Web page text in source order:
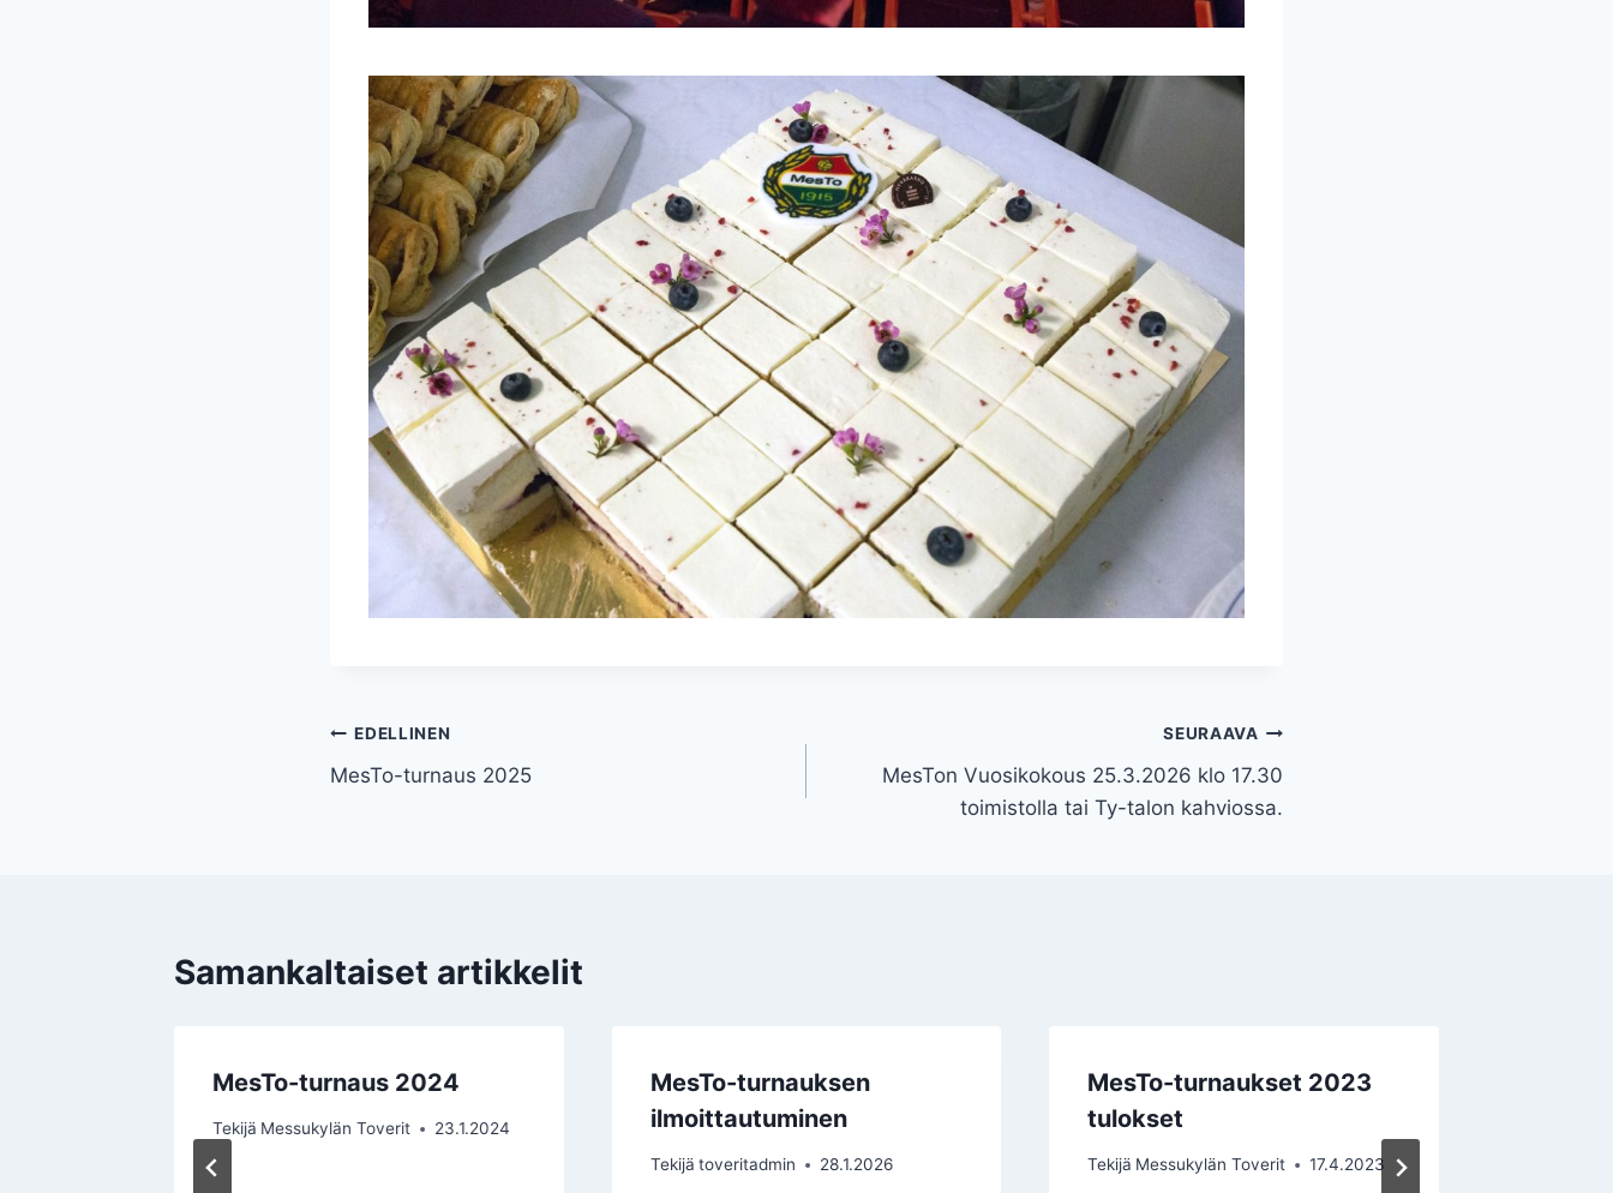
Artikkelien
selaus
EDELLINEN
MesTo-turnaus 2025
SEURAAVA
MesTon Vuosikokous 25.3.2026 klo 17.30
toimistolla tai Ty-talon kahviossa.
Samankaltaiset artikkelit
MesTo-turnaus 2024
Tekijä Messukylän Toverit 23.1.2024
MesTo-turnauksen
ilmoittautuminen
Tekijä toveritadmin 28.1.2026
MesTo-turnaukset 2023
tulokset
Tekijä Messukylän Toverit 17.4.2023